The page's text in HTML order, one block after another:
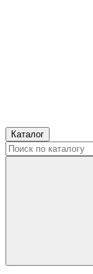
Каталог